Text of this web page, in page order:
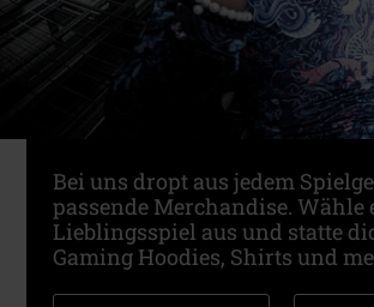
Bei uns dropt aus jedem
passende Merchandise. Wähle
Lieblingsspiel aus und statte
Gaming Hoodies, Shirts und